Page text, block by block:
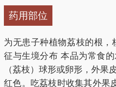
组成：荡枝干10粒（去壳）
3、脾虚久泻、晨泄（黎明
肾泄）
药用部位
为无患子种植物荔枝的根
征与生境分布 本品为常食
（荔枝）球形或卵形，外果
红色。吃荔枝时收集其外果